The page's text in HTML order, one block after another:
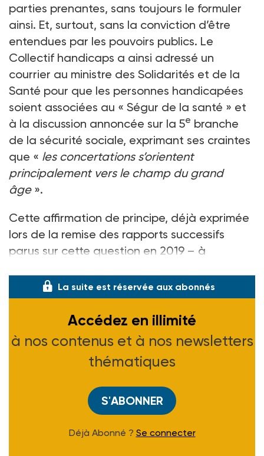
parties prenantes, sans toujours le formuler
ainsi. Et, surtout, sans la conviction d’être
entendues par les pouvoirs publics. Le
Collectif handicaps a ainsi adressé un
courrier au ministre des Solidarités et de la
Santé pour que les personnes handicapées
soient associées au « Ségur de la santé » et
à la discussion annoncée sur la 5e branche
de la sécurité sociale, exprimant ses craintes
que « les concertations s’orientent
principalement vers le champ du grand
âge».
Cette affirmation de principe, déjà exprimée
lors de la remise des rapports successifs
parus sur cette question en 2019 – à
La suite est réservée aux abonnés
Accédez en illimité
à nos contenus et à nos newsletters
thématiques
S'ABONNER
Déjà Abonné ? Se connecter